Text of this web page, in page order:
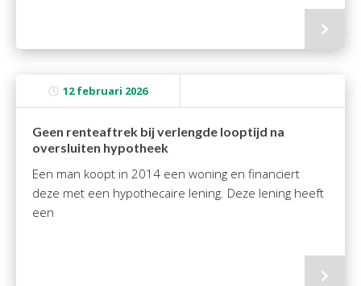
12 februari 2026
Geen renteaftrek bij verlengde looptijd na
oversluiten hypotheek
Een man koopt in 2014 een woning en financiert
deze met een hypothecaire lening. Deze lening heeft
een